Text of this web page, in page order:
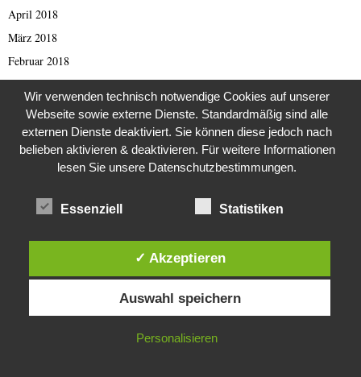
April 2018
März 2018
Februar 2018
Januar 2018
Dezember 2017
November 2017
Oktober 2017
August 2017
März 2017
Diese Website verwendet Cookies. Durch die weitere Nutzung dieser
Website stimmst du der Verwendung von Cookies zu.
IN ORDNUNG
Wir verwenden technisch notwendige Cookies auf unserer
Webseite sowie externe Dienste. Standardmäßig sind alle
externen Dienste deaktiviert. Sie können diese jedoch nach
belieben aktivieren & deaktivieren. Für weitere Informationen
lesen Sie unsere Datenschutzbestimmungen.
Essenziell Statistiken
✓ Akzeptieren
Auswahl speichern
Personalisieren